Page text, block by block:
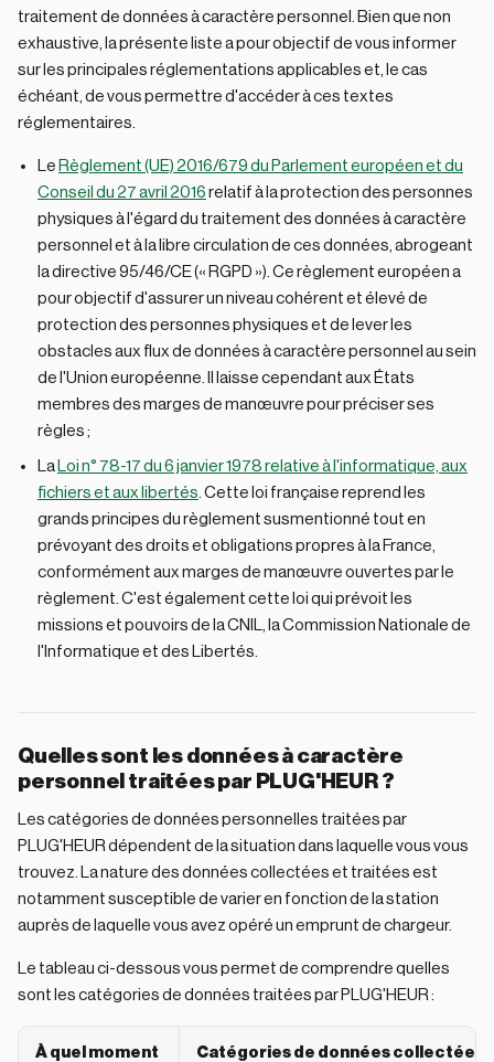
traitement de données à caractère personnel. Bien que non
exhaustive, la présente liste a pour objectif de vous informer
sur les principales réglementations applicables et, le cas
échéant, de vous permettre d'accéder à ces textes
réglementaires.
Le Règlement (UE) 2016/679 du Parlement européen et du
Conseil du 27 avril 2016 relatif à la protection des personnes
physiques à l'égard du traitement des données à caractère
personnel et à la libre circulation de ces données, abrogeant
la directive 95/46/CE (« RGPD »). Ce règlement européen a
pour objectif d'assurer un niveau cohérent et élevé de
protection des personnes physiques et de lever les
obstacles aux flux de données à caractère personnel au sein
de l'Union européenne. Il laisse cependant aux États
membres des marges de manœuvre pour préciser ses
règles ;
La Loi n° 78-17 du 6 janvier 1978 relative à l'informatique, aux
fichiers et aux libertés. Cette loi française reprend les
grands principes du règlement susmentionné tout en
prévoyant des droits et obligations propres à la France,
conformément aux marges de manœuvre ouvertes par le
règlement. C'est également cette loi qui prévoit les
missions et pouvoirs de la CNIL, la Commission Nationale de
l'Informatique et des Libertés.
Quelles sont les données à caractère
personnel traitées par PLUG'HEUR ?
Les catégories de données personnelles traitées par
PLUG'HEUR dépendent de la situation dans laquelle vous vous
trouvez. La nature des données collectées et traitées est
notamment susceptible de varier en fonction de la station
auprès de laquelle vous avez opéré un emprunt de chargeur.
Le tableau ci-dessous vous permet de comprendre quelles
sont les catégories de données traitées par PLUG'HEUR :
À quel moment
Catégories de données collectées